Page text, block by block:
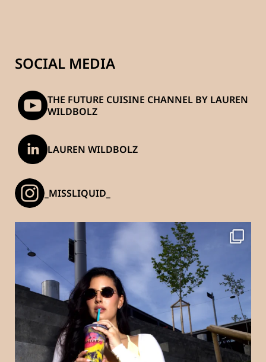
SOCIAL MEDIA
THE FUTURE CUISINE CHANNEL BY LAUREN
WILDBOLZ
LAUREN WILDBOLZ
_MISSLIQUID_